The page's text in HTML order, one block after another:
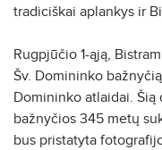
tradiciškai aplankys ir
Rugpjūčio 1-ąją,
Šv. Domininko
Domininko atlaidai.
bažnyčios 345 metų
bus pristatyta